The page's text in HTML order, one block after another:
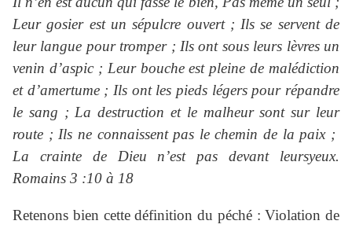
Leur gosier est un sépulcre ouvert ; Ils se servent de
leur langue pour tromper ; Ils ont sous leurs lèvres un
venin d’aspic ; Leur bouche est pleine de malédiction
et d’amertume ; Ils ont les pieds légers pour répandre
le sang ; La destruction et le malheur sont sur leur
route ; Ils ne connaissent pas le chemin de la paix ;
La crainte de Dieu n’est pas devant leursyeux.
Romains 3 :10 à 18
Retenons bien cette définition du péché : Violation de